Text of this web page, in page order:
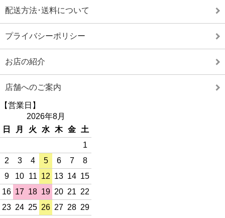
配送方法･送料について
プライバシーポリシー
お店の紹介
店舗へのご案内
【営業日】
2026年8月
日
月 火 水 木 金
土
1
2
3 4 5 6 7
8
9
10 11 12 13 14 15
16 17 18 19 20 21 22
23 24 25 26 27 28 29